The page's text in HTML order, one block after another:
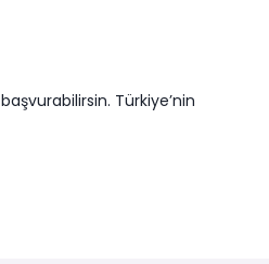
başvurabilirsin. Türkiye’nin